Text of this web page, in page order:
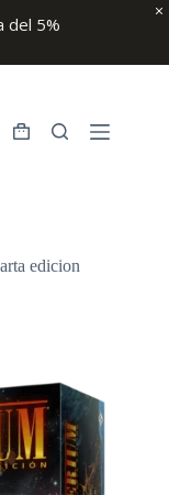
del 5%
Shopping
edicion